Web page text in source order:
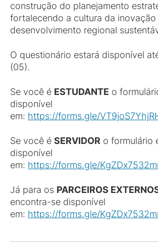
construção do planejamento
fortalecendo a cultura da inovação
desenvolvimento regional
O questionário estará disponível
(05).
Se você é ESTUDANTE o
disponível
em: https://forms.gle/
Se você é SERVIDOR o formulário
disponível
em: https://forms.gle/
Já para os PARCEIROS
encontra-se disponível
em: https://forms.gle/